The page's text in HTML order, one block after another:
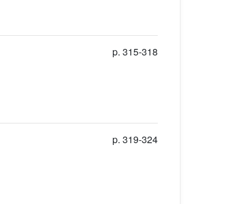
p. 315-318
p. 319-324